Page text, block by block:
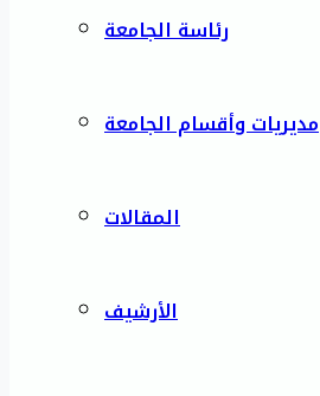
رئاسة الجامعة
مديريات وأقسام الجامعة
المقالات
الأرشيف